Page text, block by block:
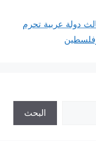
دولة عربية تحرم
البحث